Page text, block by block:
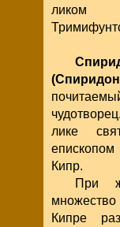
ликом
лике
епископом
Кипр.
При
Кипре